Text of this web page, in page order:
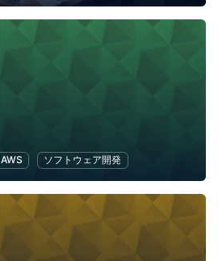
AWS ソフトウェア開発